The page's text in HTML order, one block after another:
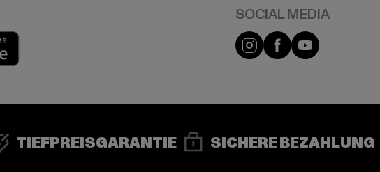
Instagram
FacebookYouTube
TIEFPREISGARANTIE SICHERE BEZAHLUNG